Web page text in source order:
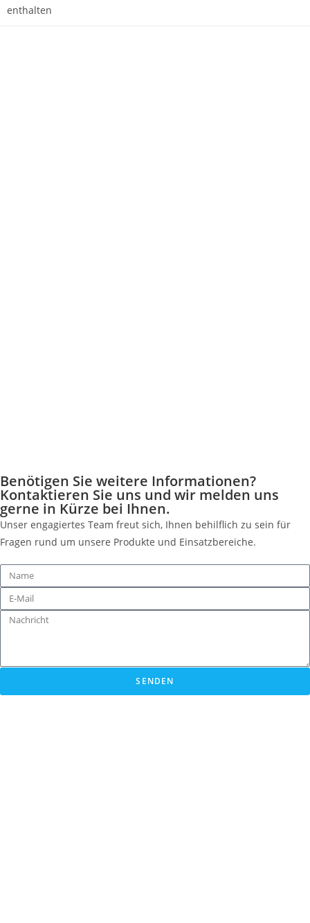
enthalten
Benötigen Sie weitere Informationen?
Kontaktieren Sie uns und wir melden uns
gerne in Kürze bei Ihnen.
Unser engagiertes Team freut sich, Ihnen behilflich zu sein für
Fragen rund um unsere Produkte und Einsatzbereiche.
SENDEN